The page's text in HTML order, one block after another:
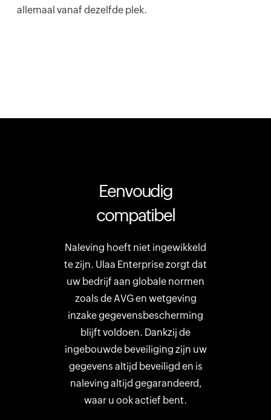
allemaal vanaf dezelfde plek.
Eenvoudig
compatibel
Naleving hoeft niet ingewikkeld
te zijn. Ulaa Enterprise zorgt dat
uw bedrijf aan globale normen
zoals de AVG en wetgeving
inzake gegevensbescherming
blijft voldoen. Dankzij de
ingebouwde beveiliging zijn uw
gegevens altijd beveiligd en is
naleving altijd gegarandeerd,
waar u ook actief bent.